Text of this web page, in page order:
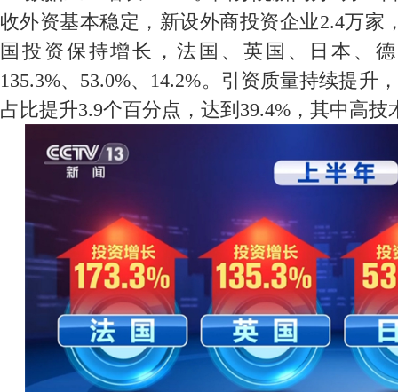
收外资基本稳定，新设外商投资企业2.4万家
国投资保持增长，法国、英国、日本、
135.3%、53.0%、14.2%。引资质量持续提升
占比提升3.9个百分点，达到39.4%，其中高技